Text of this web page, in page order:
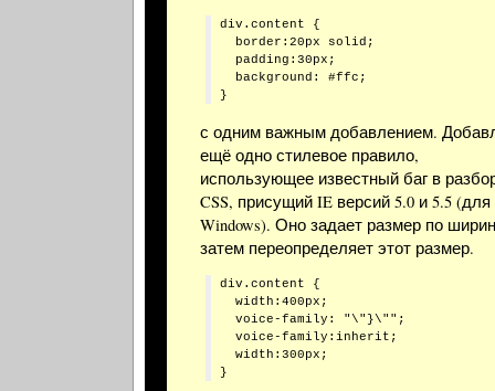
div.content {
  border:20px solid;
  padding:30px;
  background: #ffc;
с одним важным добавлением.
ещё одно стилевое правило,
использующее известный баг в
CSS, присущий IE версий 5.0 и 5.5 (для
Windows). Оно задает размер по
затем переопределяет этот размер.
div.content {
  width:400px;
  voice-family: "\"}\"";
  voice-family:inherit;
  width:300px;